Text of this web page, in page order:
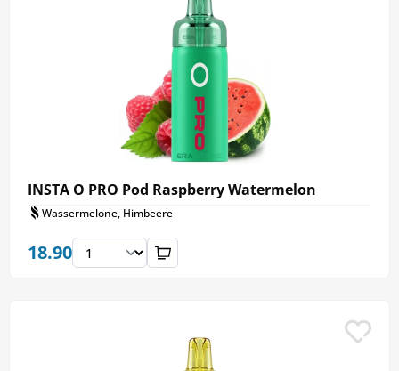
INSTA O PRO Pod Raspberry Watermelon
Wassermelone, Himbeere
18.90